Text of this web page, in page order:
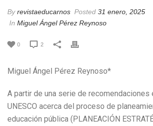
Byrevistaeducarnos Posted 31 enero, 2025
In Miguel Ángel Pérez Reynoso
0 2
Miguel Ángel Pérez Reynoso*
A partir de una serie de recomendaciones
UNESCO acerca del proceso de
educación pública (PLANEACIÓN